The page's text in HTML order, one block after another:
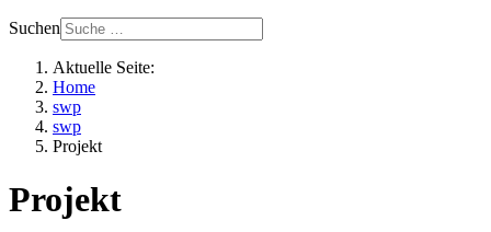
Suchen
Aktuelle Seite:
Home
swp
swp
Projekt
Projekt